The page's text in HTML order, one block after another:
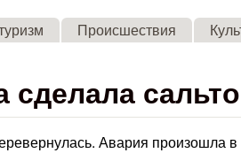
Skip to main content
Происшествия
сальто
Авария произошла в